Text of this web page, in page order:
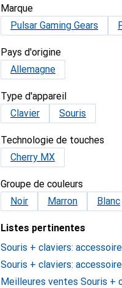
Marque
Pulsar Gaming Gears
Pays d'origine
Allemagne
Type d'appareil
Clavier
Souris
Technologie de touches
Cherry MX
Groupe de couleurs
Noir
Marron Blanc
Listes pertinentes
Souris + claviers:
Souris + claviers:
Meilleures ventes Souris +